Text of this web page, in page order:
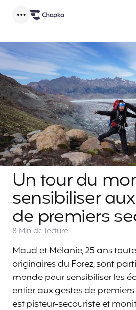
Un tour du
sensibiliser
de premiers
8 Min de lecture
Maud et Mélanie, 25 ans
originaires du Forez, sont
monde pour sensibiliser les
entier aux gestes de
est pisteur-secouriste et